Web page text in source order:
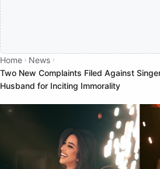
Home
News
Two New Complaints Filed Against
Husband for Inciting Immorality